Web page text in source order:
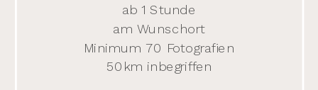
ab 1 Stunde
am Wunschort
Minimum 70 Fotografien
50km inbegriffen